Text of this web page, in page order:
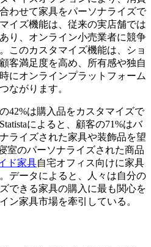
わせて家具をパーソナライズで
イズ機能は、従来の実店舗では
り、オンライン小売業者に競争
このカスタマイズ機能は、ショ
客満足度を高め、所有感や独自
にオンラインプラットフォーム
ながります。
42%は購入品をカスタマイズで
によると、顧客の71%はバ
ライズされた家具や装飾品を望
室のパーソナライズされた商品
ド家具自宅オフィス向けに家具
データによると、人々は自分の
できる家具の購入に最も関心を
ン家具市場を牽引している。